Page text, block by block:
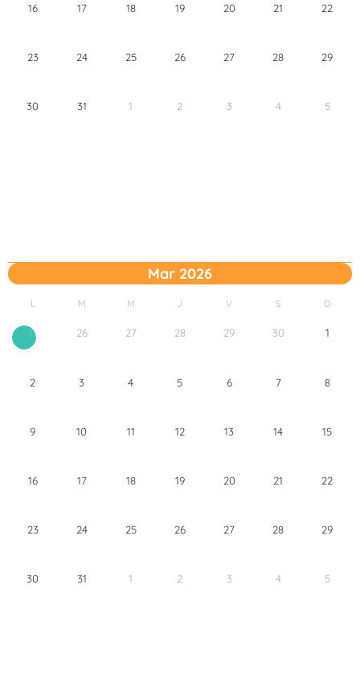
16 17 18 19 20 21 22
23 24 25 26 27 28 29
30 31 1 2 3 4 5
Mar 2026
L M M J V S D
25 26 27 28 29 30 1
2 3 4 5 6 7 8
9 10 11 12 13 14 15
16 17 18 19 20 21 22
23 24 25 26 27 28 29
30 31 1 2 3 4 5